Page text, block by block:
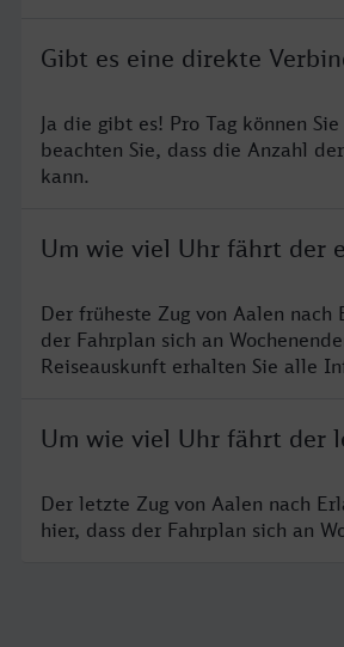
Gibt es eine direkte
Ja die gibt es! Pro Tag können
beachten Sie, dass die Anzahl
kann.
Um wie viel Uhr fährt der
Der früheste Zug von Aalen
der Fahrplan sich an
Reiseauskunft erhalten Sie alle
Um wie viel Uhr fährt der
Der letzte Zug von Aalen nach
hier, dass der Fahrplan sich an